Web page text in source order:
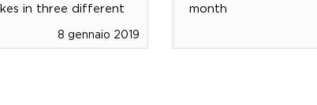
in three different
8 gennaio 2019
month